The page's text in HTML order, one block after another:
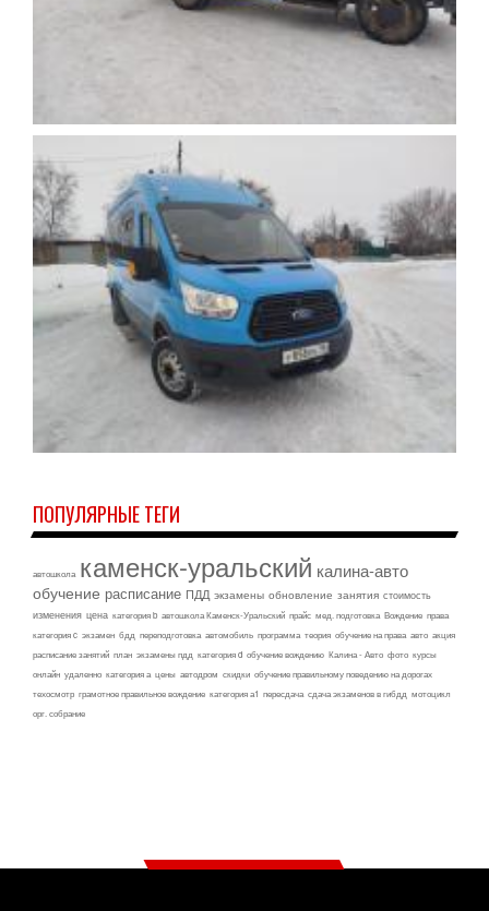
ПОПУЛЯРНЫЕ ТЕГИ
автошкола каменск-уральский калина-авто
обучение расписание ПДД экзамены обновление занятия стоимость
изменения цена категория b автошкола Каменск-Уральский прайс мед. подготовка Вождение права
категория c экзамен бдд переподготовка автомобиль программа теория обучение на права авто акция
расписание занятий план экзамены пдд категория d обучение вождению Калина - Авто фото курсы
онлайн удаленно категория а цены автодром скидки обучение правильному поведению на дорогах
техосмотр грамотное правильное вождение категория а1 пересдача сдача экзаменов в гибдд мотоцикл
орг. собрание